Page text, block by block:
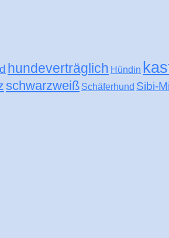
hundeverträglich Hündin
schwarzweiß Schäferhund Sibi-